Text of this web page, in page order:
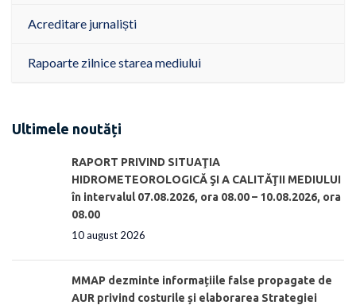
Acreditare jurnaliști
Rapoarte zilnice starea mediului
Ultimele noutăți
RAPORT PRIVIND SITUAŢIA
HIDROMETEOROLOGICĂ ŞI A CALITĂŢII MEDIULUI
în intervalul 07.08.2026, ora 08.00 – 10.08.2026, ora
08.00
10 august 2026
MMAP dezminte informațiile false propagate de
AUR privind costurile și elaborarea Strategiei